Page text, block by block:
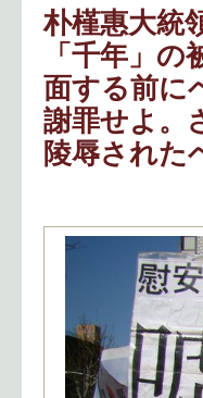
朴槿惠大統
「千年」
面する前に
謝罪せよ。
陵辱された